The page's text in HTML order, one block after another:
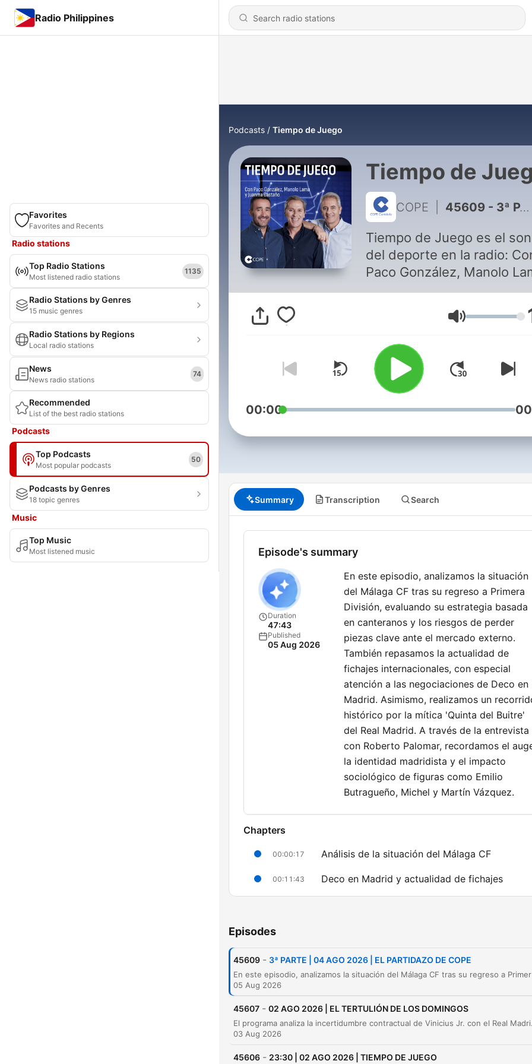
Radio Philippines
Favorites
Favorites and Recents
Radio stations
Top Radio Stations
Most listened radio stations
1135
Radio Stations by Genres
15 music genres
Radio Stations by Regions
Local radio stations
News
News radio stations
74
Recommended
List of the best radio stations
Podcasts
Top Podcasts
Most popular podcasts
50
Podcasts by Genres
18 topic genres
Music
Top Music
Most listened music
Podcasts Tiempo de Juego
Tiempo de
COPE 45609 - 3ª PARTE | 04 AGO 2026 | EL PARTIDAZO DE COPE
Tiempo de Juego es el
del deporte en la radio:
Paco González, Manolo
Juanma Castaño.
domingos desde el
hasta la 1H de la
En directo, con el fútbol, el
baloncesto, la Fórmula 1 y
tenis. Acompañados de
Martín, Gonzalo Miró,
Morientes o Santi
Volume
00:00
Summary Transcription Search
Episode's summary
Duration
47:43
Published
05 Aug 2026
En este episodio, analizamos la situación
del Málaga CF tras su regreso a Primera
División, evaluando su estrategia basada
en canteranos y los riesgos de perder
piezas clave ante el mercado externo.
También repasamos la actualidad de
fichajes internacionales, con especial
atención a las negociaciones de Deco en
Madrid. Asimismo, realizamos un
histórico por la mítica 'Quinta del Buitre'
del Real Madrid. A través de la entrevista
con Roberto Palomar, recordamos el
la identidad madridista y el impacto
sociológico de figuras como Emilio
Butragueño, Michel y Martín Vázquez.
Chapters
00:00:17 Análisis de la situación del Málaga CF
00:11:43 Deco en Madrid y actualidad de fichajes
00:26:38
El ascenso desde el Castilla y el éxito en
División
00:28:15 La fama de Butragueño y su impacto
00:30:22
Éxitos deportivos y la importancia de la Copa
Retratos personales: Martín Vázquez, Michel y
Episodes
45609 - 3ª PARTE | 04 AGO 2026 | EL PARTIDAZO DE COPE
05 Aug 2026
45607 - 02 AGO 2026 | EL TERTULIÓN DE LOS DOMINGOS
El programa analiza la incertidumbre contractual de Vinicius Jr. con
03 Aug 2026
45606 - 23:30 | 02 AGO 2026 | TIEMPO DE JUEGO